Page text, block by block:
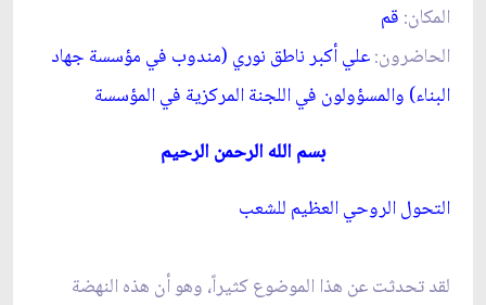
المكان: قم
الحاضرون:علي أكبر ناطق نوري (مندوب في مؤسسة جهاد
البناء) والمسؤولون في اللجنة المركزية في المؤسسة
بسم الله الرحمن الرحيم
التحول الروحي العظيم للشعب‏
لقد تحدثت عن هذا الموضوع كثيراً، وهو أن هذه النهضة